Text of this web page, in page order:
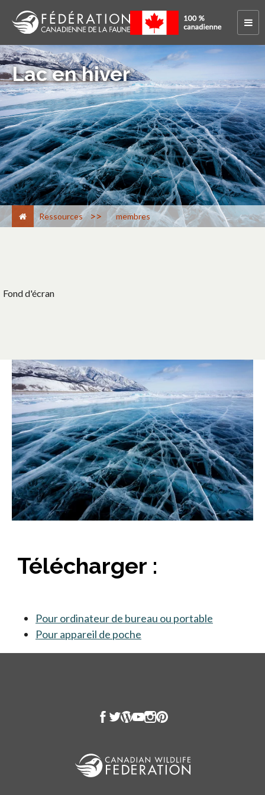
Lac en hiver
Ressources > membres
Fond d'écran
Télécharger :
Pour ordinateur de bureau ou portable
Pour appareil de poche